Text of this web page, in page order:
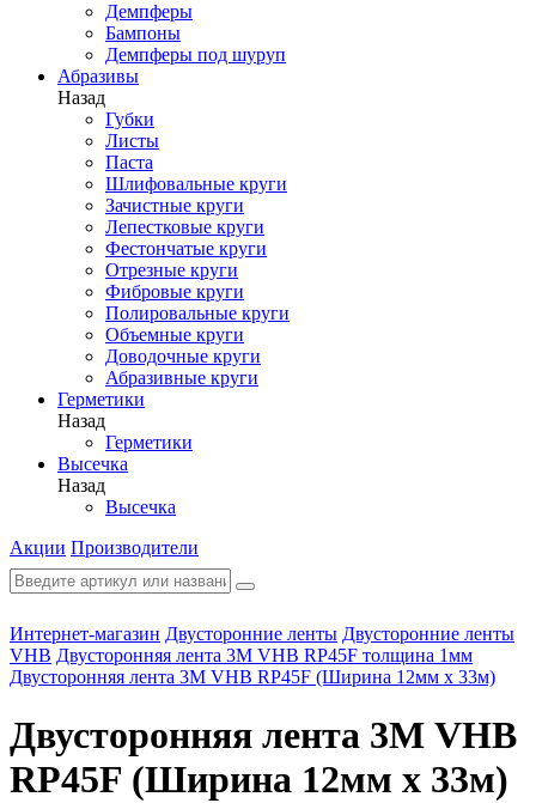
Демпферы
Бампоны
Демпферы под шуруп
Абразивы
Назад
Губки
Листы
Паста
Шлифовальные круги
Зачистные круги
Лепестковые круги
Фестончатые круги
Отрезные круги
Фибровые круги
Полировальные круги
Объемные круги
Доводочные круги
Абразивные круги
Герметики
Назад
Герметики
Высечка
Назад
Высечка
Акции Производители
Интернет-магазин Двусторонние ленты Двусторонние ленты
VHB Двусторонняя лента 3М VHB RP45F толщина 1мм
Двусторонняя лента 3М VHB RP45F (Ширина 12мм х 33м)
Двусторонняя лента 3М VHB
RP45F (Ширина 12мм х 33м)